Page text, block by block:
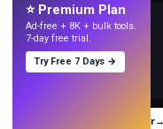
Probar→
⭐ Premium Plan
Ad-free + 8K + bulk tools.
7-day free trial.
Try Free 7 Days →